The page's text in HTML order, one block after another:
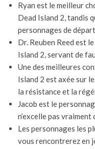
Ryan est le meilleur
Dead Island 2, tandis
personnages de
Dr. Reuben Reed est
Island 2, servant de
Une des meilleures
Island 2 est axée sur
la résistance et la
Jacob est le
n’excelle pas
Les personnages les
vous rencontrerez en